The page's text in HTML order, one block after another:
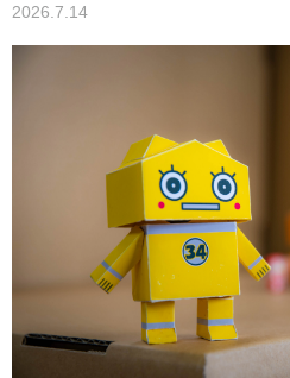
2026.7.14